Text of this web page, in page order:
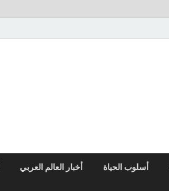
أسلوب الحياة أخبار العالم العربي